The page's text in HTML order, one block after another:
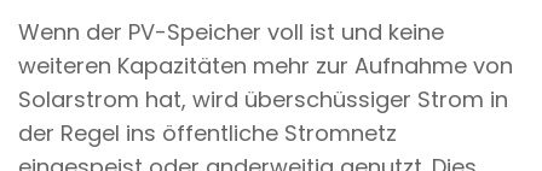
Wenn der PV-Speicher voll ist und keine
weiteren Kapazitäten mehr zur Aufnahme von
Solarstrom hat, wird überschüssiger Strom in
der Regel ins öffentliche Stromnetz